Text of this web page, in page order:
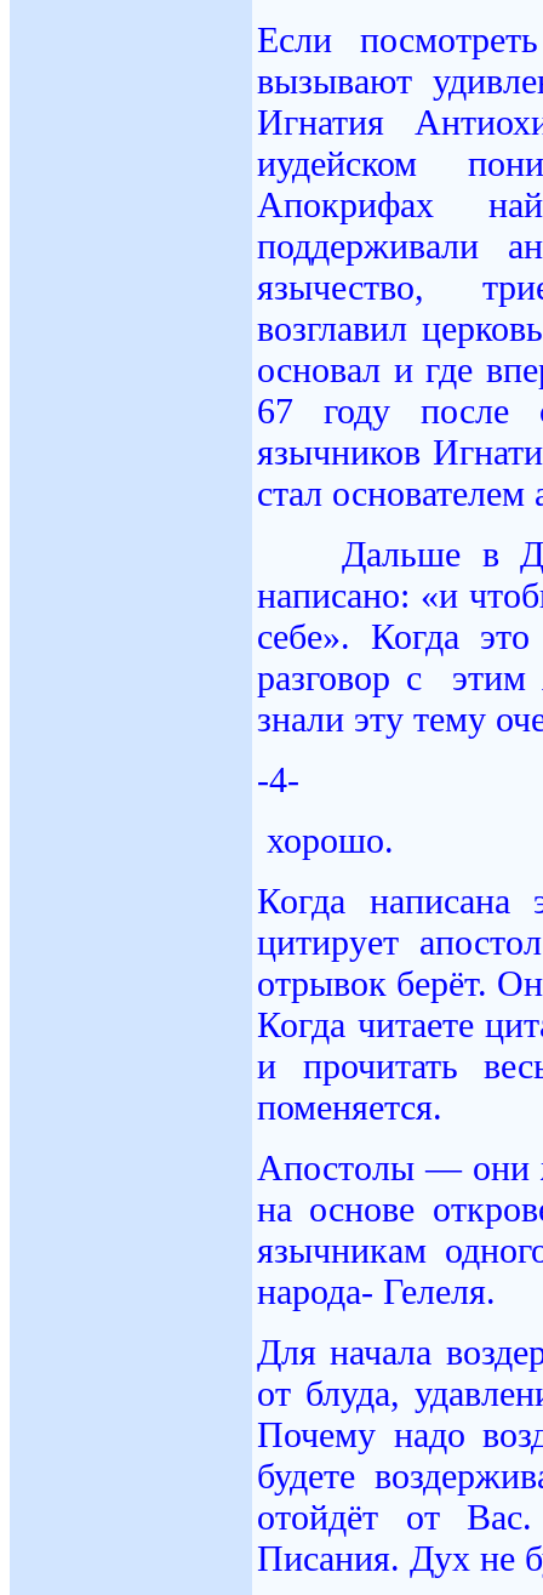
Если
вызывают
Игнатия
иудейском
Апокрифах
поддерживали
язычество,
возглавил
основал и где
67 году после
язычников
стал
Дальше в
написано: «и
себе». Когда
разговор с
знали эту тему
-4-
хорошо.
Когда написана
цитирует
отрывок берёт.
Когда читаете
и прочитать
поменяется.
Апостолы — они
на основе
язычникам
народа- Гелеля.
Для начала
от блуда,
Почему надо
будете
отойдёт от
Писания. Дух не